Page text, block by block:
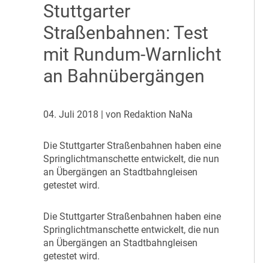
Stuttgarter
Straßenbahnen: Test
mit Rundum-Warnlicht
an Bahnübergängen
04. Juli 2018 | von Redaktion NaNa
Die Stuttgarter Straßenbahnen haben eine
Springlichtmanschette entwickelt, die nun
an Übergängen an Stadtbahngleisen
getestet wird.
Die Stuttgarter Straßenbahnen haben eine
Springlichtmanschette entwickelt, die nun
an Übergängen an Stadtbahngleisen
getestet wird.